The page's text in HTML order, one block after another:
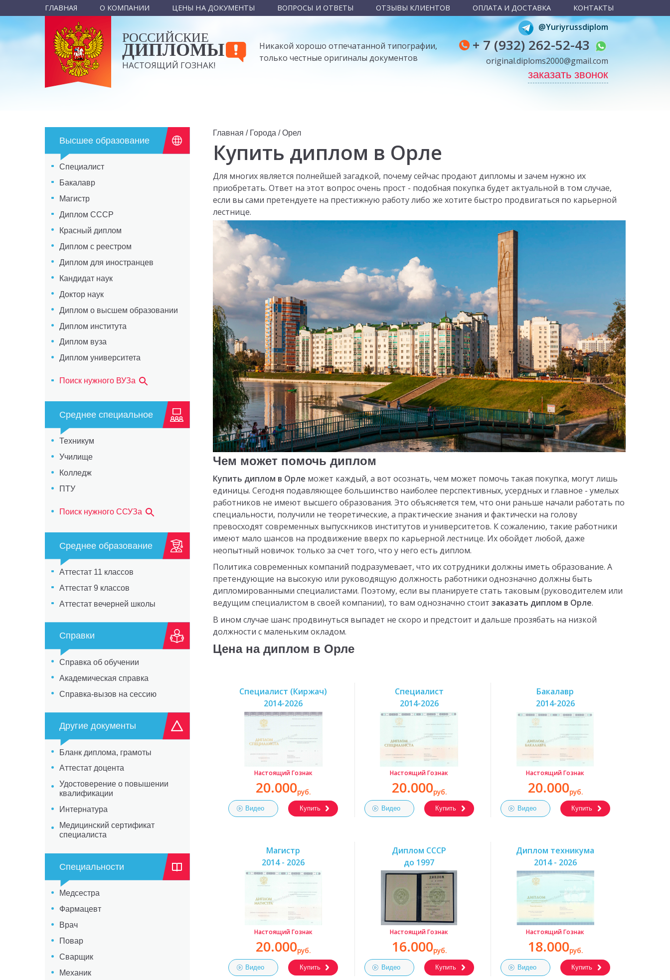
ГЛАВНАЯ О КОМПАНИИ ЦЕНЫ НА ДОКУМЕНТЫ ВОПРОСЫ И ОТВЕТЫ ОТЗЫВЫ КЛИЕНТОВ ОПЛАТА И ДОСТАВКА КОНТАКТЫ
РОССИЙСКИЕ
ДИПЛОМЫ
НАСТОЯЩИЙ ГОЗНАК!
Никакой хорошо отпечатанной типографии,
только честные оригиналы документов
@Yuriyrussdiplom
+ 7 (932) 262-52-43
original.diploms2000@gmail.com
заказать звонок
Высшее образование
Специалист
Бакалавр
Магистр
Диплом СССР
Красный диплом
Диплом с реестром
Диплом для иностранцев
Кандидат наук
Доктор наук
Диплом о высшем образовании
Диплом института
Диплом вуза
Диплом университета
Поиск нужного ВУЗа
Среднее специальное
Техникум
Училище
Колледж
ПТУ
Поиск нужного ССУЗа
Среднее образование
Аттестат 11 классов
Аттестат 9 классов
Аттестат вечерней школы
Справки
Справка об обучении
Академическая справка
Справка-вызов на сессию
Другие документы
Бланк диплома, грамоты
Аттестат доцента
Удостоверение о повышении
квалификации
Интернатура
Медицинский сертификат
специалиста
Специальности
Медсестра
Фармацевт
Врач
Повар
Сварщик
Механик
Главная / Города /Орел
Купить диплом в Орле
Для многих является полнейшей загадкой, почему сейчас продают дипломы и зачем нужно их
приобретать. Ответ на этот вопрос очень прост - подобная покупка будет актуальной в том случае,
если вы сами претендуете на престижную работу либо же хотите быстро продвигаться по карьерной
лестнице.
Чем может помочь диплом
Купить диплом в Орле может каждый, а вот осознать, чем может помочь такая покупка, могут лишь
единицы. Сегодня подавляющее большинство наиболее перспективных, усердных и главное - умелых
работников не имеют высшего образования. Это объясняется тем, что они раньше начали работать по
специальности, получили не теоретические, а практические знания и фактически на голову
превосходят современных выпускников институтов и университетов. К сожалению, такие работники
имеют мало шансов на продвижение вверх по карьерной лестнице. Их обойдет любой, даже
неопытный новичок только за счет того, что у него есть диплом.
Политика современных компаний подразумевает, что их сотрудники должны иметь образование. А
претендующие на высокую или руководящую должность работники однозначно должны быть
дипломированными специалистами. Поэтому, если вы планируете стать таковым (руководителем или
ведущим специалистом в своей компании), то вам однозначно стоитзаказать диплом в Орле.
В ином случае шанс продвинуться выпадет не скоро и предстоит и дальше прозябать на низкой
должности с маленьким окладом.
Цена на диплом в Орле
Специалист (Киржач)
2014-2026
Настоящий Гознак
20.000руб.
Видео Купить
Специалист
2014-2026
Настоящий Гознак
20.000руб.
Видео Купить
Бакалавр
2014-2026
Настоящий Гознак
20.000руб.
Видео Купить
Магистр
2014 - 2026
Настоящий Гознак
20.000руб.
Видео Купить
Диплом СССР
до 1997
Настоящий Гознак
16.000руб.
Видео Купить
Диплом техникума
2014 - 2026
Настоящий Гознак
18.000руб.
Видео Купить